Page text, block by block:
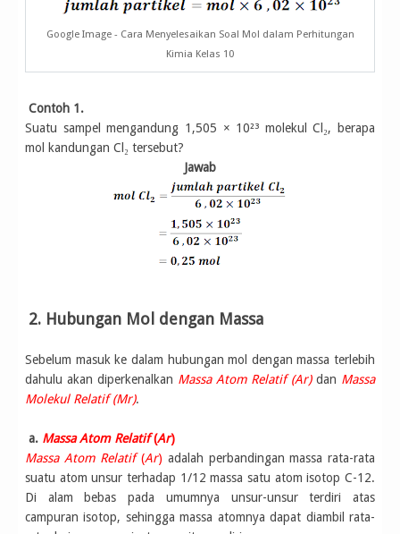
Google Image - Cara Menyelesaikan Soal Mol dalam Perhitungan
Kimia Kelas 10
Contoh 1.
Suatu sampel mengandung 1,505 × 10²³ molekul Cl₂, berapa
mol kandungan Cl₂ tersebut?
Jawab
2. Hubungan Mol dengan Massa
Sebelum masuk ke dalam hubungan mol dengan massa terlebih
dahulu akan diperkenalkan Massa Atom Relatif (Ar)dan Massa
Molekul Relatif (Mr).
a. Massa Atom Relatif (Ar)
Massa Atom Relatif (Ar) adalah perbandingan massa rata-rata
suatu atom unsur terhadap 1/12 massa satu atom isotop C-12.
Di alam bebas pada umumnya unsur-unsur terdiri atas
campuran isotop, sehingga massa atomnya dapat diambil rata-